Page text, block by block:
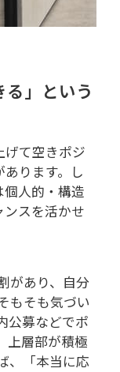
る」という
げて空きポジ
ります。し
人的・構造
スを活かせ
があり、自分
もそも気づい
公募などでポ
上層部が積極
、「本当に応